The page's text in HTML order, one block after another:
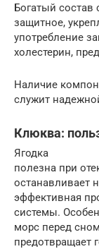
Богатый состав
защитное,
употребление
холестерин,
Наличие
служит
Клюква:
Ягодка
полезна при
останавливает
эффективная
системы.
морс перед
предотвращает